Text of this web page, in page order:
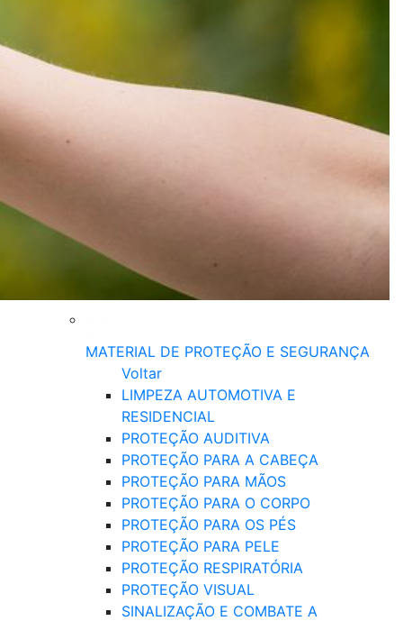
MATERIAL DE PROTEÇÃO E SEGURANÇA
Voltar
LIMPEZA AUTOMOTIVA E
RESIDENCIAL
PROTEÇÃO AUDITIVA
PROTEÇÃO PARA A CABEÇA
PROTEÇÃO PARA MÃOS
PROTEÇÃO PARA O CORPO
PROTEÇÃO PARA OS PÉS
PROTEÇÃO PARA PELE
PROTEÇÃO RESPIRATÓRIA
PROTEÇÃO VISUAL
SINALIZAÇÃO E COMBATE A